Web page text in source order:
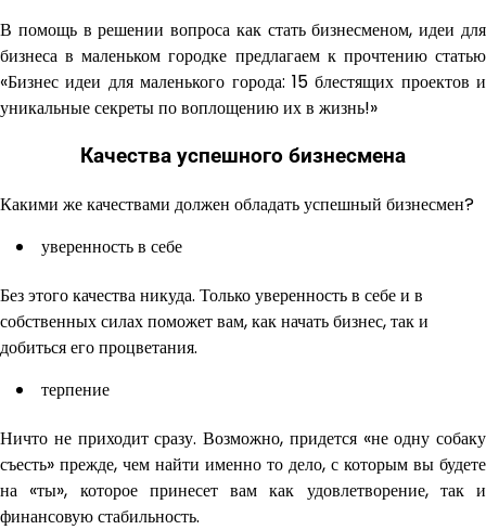
В помощь в решении вопроса как стать бизнесменом, идеи для
бизнеса в маленьком городке предлагаем к прочтению статью
«Бизнес идеи для маленького города: 15 блестящих проектов и
уникальные секреты по воплощению их в жизнь!»
Качества успешного бизнесмена
Какими же качествами должен обладать успешный бизнесмен?
уверенность в себе
Без этого качества никуда. Только уверенность в себе и в
собственных силах поможет вам, как начать бизнес, так и
добиться его процветания.
терпение
Ничто не приходит сразу. Возможно, придется «не одну собаку
съесть» прежде, чем найти именно то дело, с которым вы будете
на «ты», которое принесет вам как удовлетворение, так и
финансовую стабильность.